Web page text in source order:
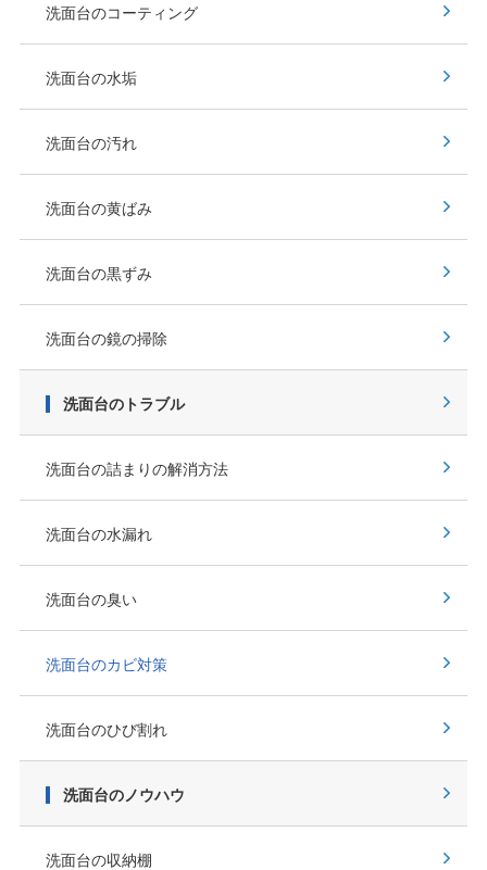
洗面台のコーティング
洗面台の水垢
洗面台の汚れ
洗面台の黄ばみ
洗面台の黒ずみ
洗面台の鏡の掃除
洗面台のトラブル
洗面台の詰まりの解消方法
洗面台の水漏れ
洗面台の臭い
洗面台のカビ対策
洗面台のひび割れ
洗面台のノウハウ
洗面台の収納棚